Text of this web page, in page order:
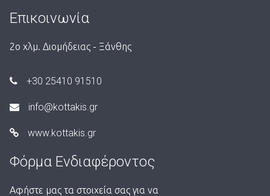
Επικοινωνία
2ο χλμ. Διομήδειας - Ξάνθης
+30 25410 91510
info@kottakis.gr
www.kottakis.gr
Φόρμα Ενδιαφέροντος
Αφήστε μας τα στοιχεία σας για να